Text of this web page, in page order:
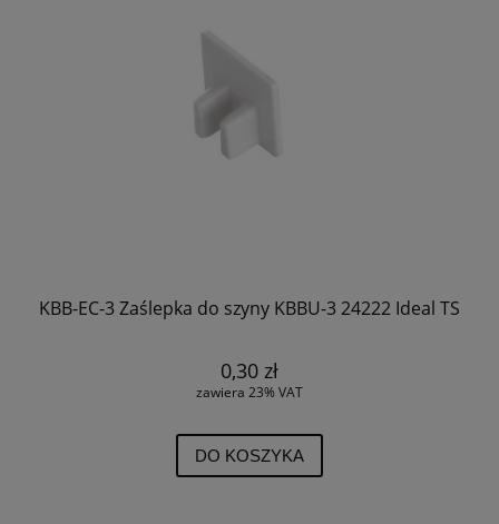
KBB-EC-3 Zaślepka do szyny KBBU-3 24222 Ideal TS
0,30 zł
zawiera 23% VAT
DO KOSZYKA